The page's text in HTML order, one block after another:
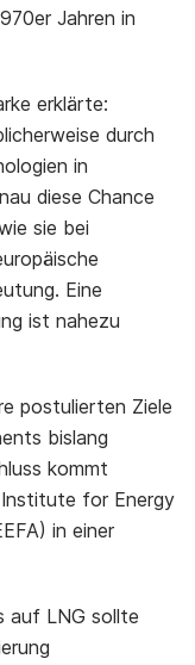
Jahren in
erklärte:
durch
in
diese Chance
sie bei
Eine
ist nahezu
postulierten Ziele
bislang
kommt
Institute for Energy
in einer
auf LNG sollte